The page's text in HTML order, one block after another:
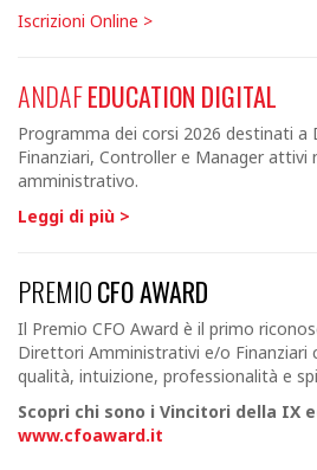
Iscrizioni Online >
ANDAFEDUCATION DIGITAL
Programma dei corsi 2026 destinati
Finanziari, Controller e Manager attivi
amministrativo.
Leggi di più >
PREMIOCFO AWARD
Il Premio CFO Award è il primo
Direttori Amministrativi e/o Finanziari
qualità, intuizione, professionalità e
Scopri chi sono i Vincitori della IX
www.cfoaward.it